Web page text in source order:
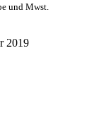
und Mwst.
2019